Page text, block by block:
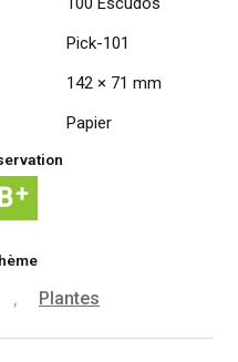
Pick-101
142 × 71 mm
Papier
, Plantes